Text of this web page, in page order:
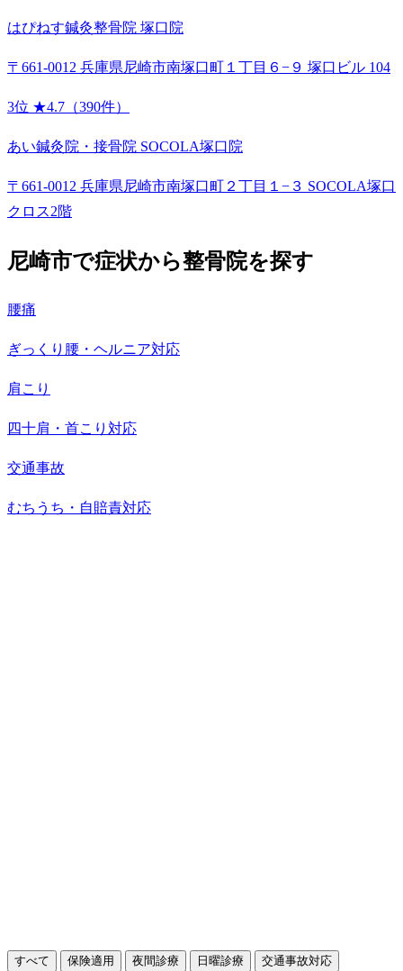
はぴねす鍼灸整骨院 塚口院
〒661-0012 兵庫県尼崎市南塚口町１丁目６−９ 塚口ビル 104
3位 ★4.7（390件）
あい鍼灸院・接骨院 SOCOLA塚口院
〒661-0012 兵庫県尼崎市南塚口町２丁目１−３ SOCOLA塚口
クロス2階
尼崎市で症状から整骨院を探す
腰痛
ぎっくり腰・ヘルニア対応
肩こり
四十肩・首こり対応
交通事故
むちうち・自賠責対応
すべて 保険適用 夜間診療 日曜診療 交通事故対応